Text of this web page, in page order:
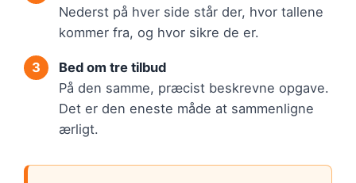
Nederst på hver side står der, hvor tallene
kommer fra, og hvor sikre de er.
Bed om tre tilbud
På den samme, præcist beskrevne opgave.
Det er den eneste måde at sammenligne
ærligt.